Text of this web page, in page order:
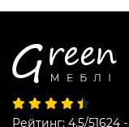
Рейтинг: 4.5/51624 -